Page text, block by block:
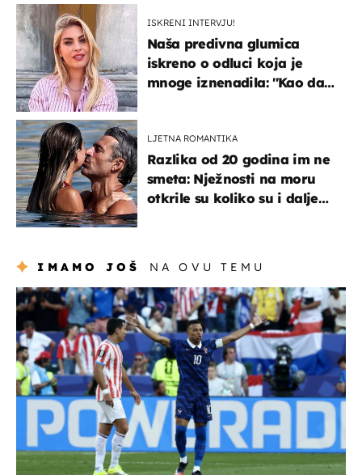
ISKRENI INTERVJU!
Naša predivna glumica
iskreno o odluci koja je
mnoge iznenadila: ''Kao da
LJETNA ROMANTIKA
Razlika od 20 godina im ne
smeta: Nježnosti na moru
otkrile su koliko su i dalje
IMAMO JOŠ NA OVU TEMU
svjetsko prvenstvo 2026